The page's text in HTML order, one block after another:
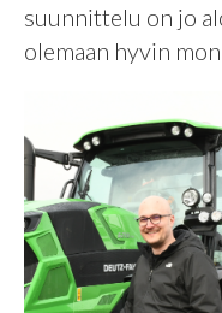
suunnittelu on jo
olemaan hyvin